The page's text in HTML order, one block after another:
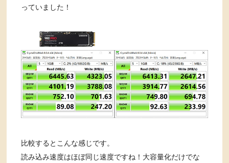
っていました！
比較するとこんな感じです。
読み込み速度はほぼ同じ速度ですね！大容量化だけでな